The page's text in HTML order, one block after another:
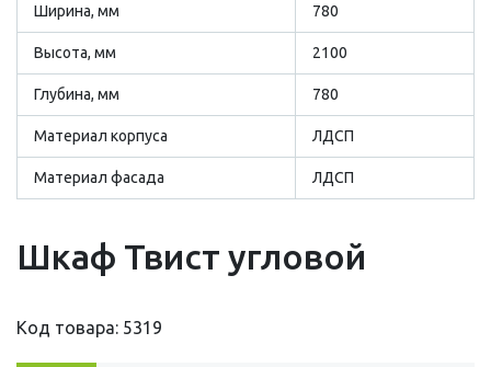
Ширина, мм 780
Высота, мм 2100
Глубина, мм 780
Материал корпуса ЛДСП
Материал фасада ЛДСП
Шкаф Твист угловой
Код товара: 5319